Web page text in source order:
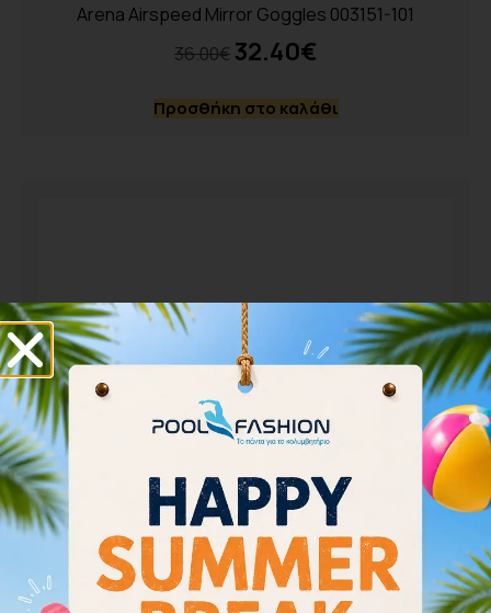
Arena Airspeed Mirror Goggles 003151-101
36.00€ 32.40€
Προσθήκη στο καλάθι